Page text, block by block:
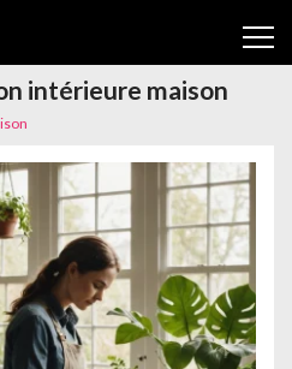
intérieure maison